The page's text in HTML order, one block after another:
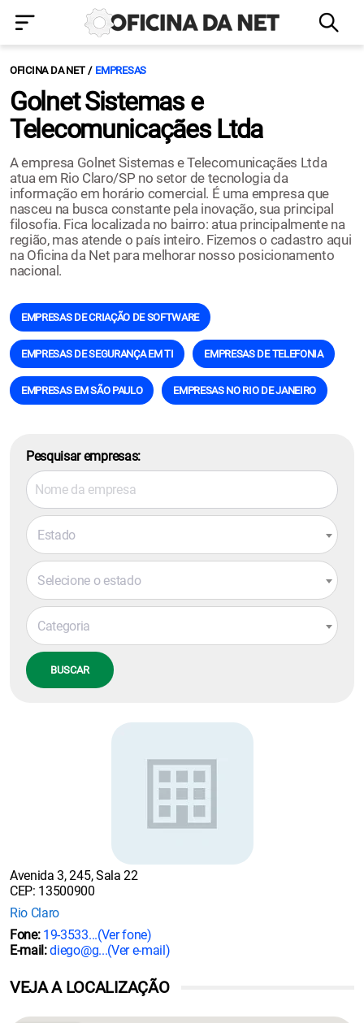
OFICINA DA NET EMPRESAS
Golnet Sistemas e
Telecomunicaçães Ltda
A empresa Golnet Sistemas e Telecomunicaçães Ltda
atua em Rio Claro/SP no setor de tecnologia da
informação em horário comercial. É uma empresa que
nasceu na busca constante pela inovação, sua principal
filosofia. Fica localizada no bairro: atua principalmente na
região, mas atende o país inteiro. Fizemos o cadastro aqui
na Oficina da Net para melhorar nosso posicionamento
nacional.
EMPRESAS DE CRIAÇÃO DE SOFTWARE
EMPRESAS DE SEGURANÇA EM TI EMPRESAS DE TELEFONIA
EMPRESAS EM SÃO PAULO EMPRESAS NO RIO DE JANEIRO
Pesquisar empresas:
Estado
Selecione o estado
Categoria
BUSCAR
Avenida 3, 245, Sala 22
CEP: 13500900
Rio Claro
Fone: 19-3533...(Ver fone)
E-mail:diego@g...(Ver e-mail)
VEJA A LOCALIZAÇÃO